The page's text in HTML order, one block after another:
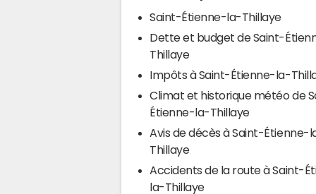
Saint-Étienne-la-Thillaye
Dette et budget de Saint-
Thillaye
Impôts à Saint-Étienne-la-
Climat et historique météo de
Étienne-la-Thillaye
Avis de décès à Saint-Étienne-
Thillaye
Accidents de la route à Saint-
la-Thillaye